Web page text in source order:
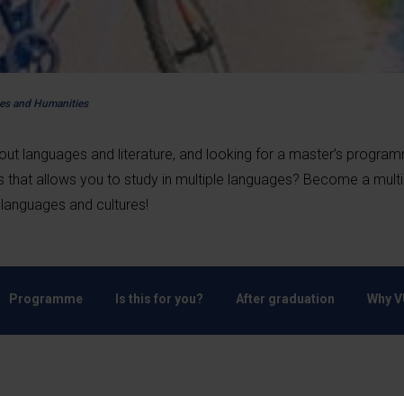
and Humanities
languages and literature, and looking for a master’s
that allows you to study in multiple languages? Become a
and cultures!
Programme Is this for you? After graduation Why